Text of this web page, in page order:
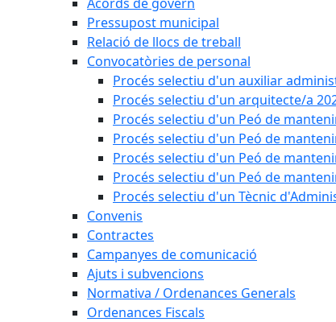
Pressupost municipal
Relació de llocs de treball
Convocatòries de personal
Procés selectiu d'un auxiliar
Procés selectiu d'un arquitecte/a
Procés selectiu d'un Peó de
Procés selectiu d'un Peó de
Procés selectiu d'un Peó de
Procés selectiu d'un Peó de
Procés selectiu d'un Tècnic
Convenis
Contractes
Campanyes de comunicació
Ajuts i subvencions
Normativa / Ordenances Generals
Ordenances Fiscals